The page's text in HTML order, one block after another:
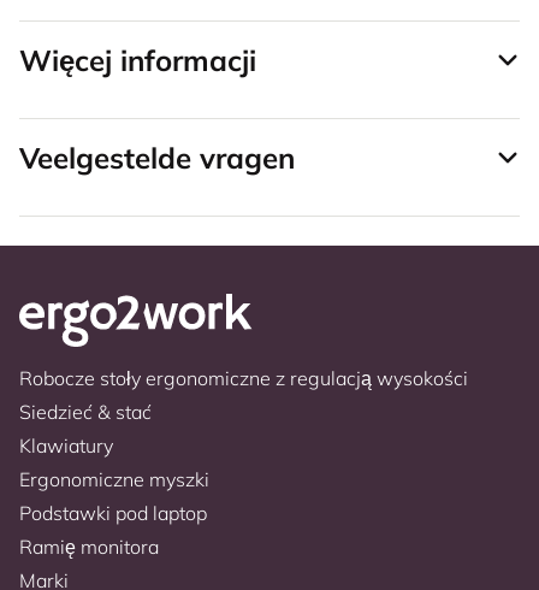
Więcej informacji
Veelgestelde vragen
Robocze stoły ergonomiczne z regulacją wysokości
Siedzieć & stać
Klawiatury
Ergonomiczne myszki
Podstawki pod laptop
Ramię monitora
Marki